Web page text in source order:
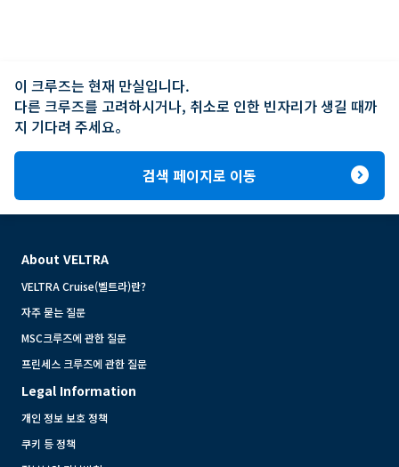
이 크루즈는 현재 만실입니다.
다른 크루즈를 고려하시거나, 취소로 인한 빈자리가 생길 때까
지 기다려 주세요。
검색 페이지로 이동 expand_circle_right
About VELTRA
VELTRA Cruise(벨트라)란?
자주 묻는 질문
MSC크루즈에 관한 질문
프린세스 크루즈에 관한 질문
Legal Information
개인 정보 보호 정책
쿠키 등 정책